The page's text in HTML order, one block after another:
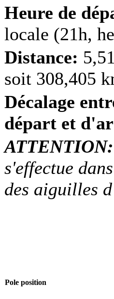
Heure de
locale (21h,
Distance:
soit 308,405
Décalage
départ et
ATTENTION:
s'effectue
des aiguilles
Pole position